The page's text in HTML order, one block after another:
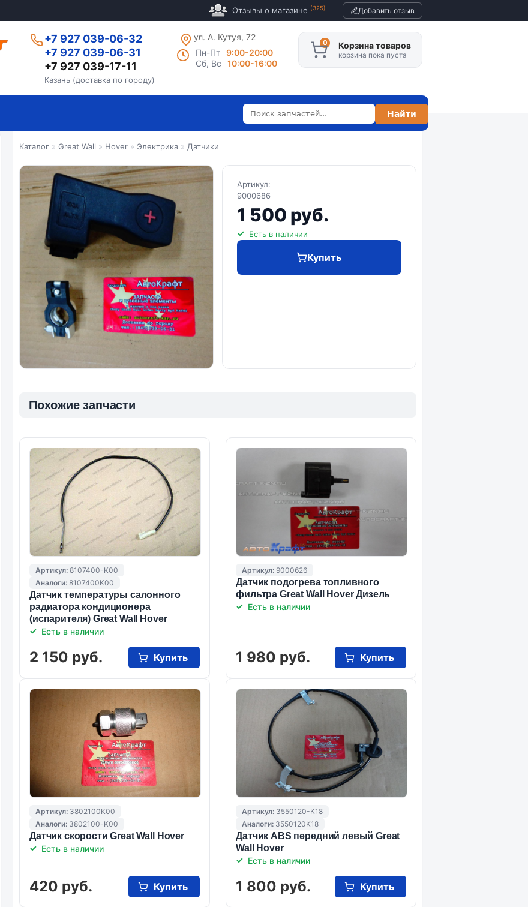
Отзывы о магазине (325) Добавить отзыв
+7 927 039-06-32
+7 927 039-06-31
+7 927 039-17-11
Казань (доставка по городу)
ул. А. Кутуя, 72
Пн-Пт
9:00-20:00
Сб, Вс
10:00-16:00
Корзина товаров
корзина пока пуста
Каталог » Great Wall » Hover » Электрика » Датчики
Артикул:
9000686
1 500 руб.
Есть в наличии
Купить
Похожие запчасти
Артикул: 8107400-K00
Аналоги: 8107400K00
Датчик температуры салонного
радиатора кондиционера
(испарителя) Great Wall Hover
Есть в наличии
2 150 руб. Купить
Артикул: 9000626
Датчик подогрева топливного
фильтра Great Wall Hover Дизель
Есть в наличии
1 980 руб. Купить
Артикул: 3802100K00
Аналоги: 3802100-K00
Датчик скорости Great Wall Hover
Есть в наличии
420 руб. Купить
Артикул: 3550120-K18
Аналоги: 3550120K18
Датчик ABS передний левый Great
Wall Hover
Есть в наличии
1 800 руб. Купить